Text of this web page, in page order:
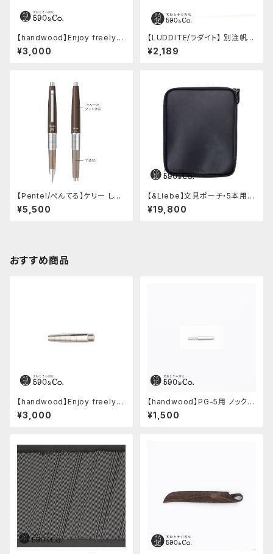
【handwood】Enjoy freely
前軸 (ステンレス)
¥3,000
【LUDDITE/ラダイト】 別注帆布
ベンディペンケース (コーヒー)
¥2,189
【Pentel/ぺんてる】ケリー しー
さーコラボ限定カラー
¥5,500
【&Liebe】文具ポーチ・5本用
(スムースブラック)
¥19,800
おすすめ商品
【handwood】Enjoy freely
前軸 (ステンレス)
¥3,000
【handwood】PG-5用 ノックボ
タン (超々ジュラルミン)
¥1,500